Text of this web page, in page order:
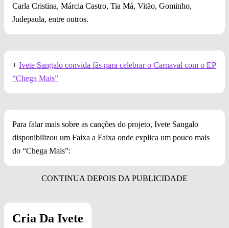
Carla Cristina, Márcia Castro, Tia Má, Vitão, Gominho,
Judepaula, entre outros.
+ Ivete Sangalo convida fãs para celebrar o Carnaval com o EP
“Chega Mais”
Para falar mais sobre as canções do projeto, Ivete Sangalo
disponibilizou um Faixa a Faixa onde explica um pouco mais
do “Chega Mais”:
Cria Da Ivete